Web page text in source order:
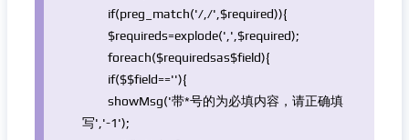
if(preg_match('/,/' $required)){
$requireds=explode(',' $required);
foreach($requiredsas$field){
if($$field==''){
showMsg('带*号的为必填内容，请正确填
写' '-1');